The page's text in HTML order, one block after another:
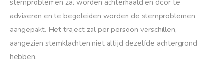
stemproblemen zal worden achterhaald en door te
adviseren en te begeleiden worden de stemproblemen
aangepakt. Het traject zal per persoon verschillen,
aangezien stemklachten niet altijd dezelfde achtergrond
hebben.